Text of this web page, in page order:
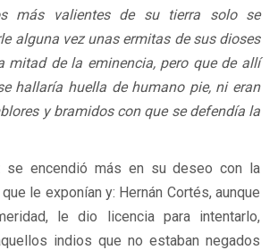
más valientes de su tierra solo se
alguna vez unas ermitas de sus dioses
mitad de la eminencia, pero que de allí
hallaría huella de humano pie, ni eran
y bramidos con que se defendía la
se encendió más en su deseo con la
le exponían y: Hernán Cortés, aunque
le dio licencia para intentarlo,
indios que no estaban negados